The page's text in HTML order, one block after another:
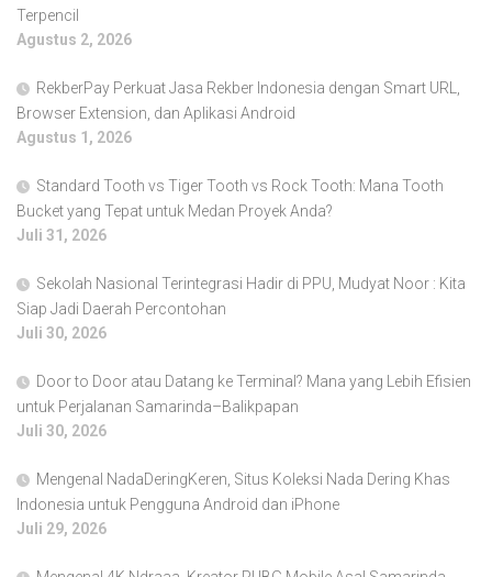
Terpencil
Agustus 2, 2026
RekberPay Perkuat Jasa Rekber Indonesia dengan Smart URL,
Browser Extension, dan Aplikasi Android
Agustus 1, 2026
Standard Tooth vs Tiger Tooth vs Rock Tooth: Mana Tooth
Bucket yang Tepat untuk Medan Proyek Anda?
Juli 31, 2026
Sekolah Nasional Terintegrasi Hadir di PPU, Mudyat Noor : Kita
Siap Jadi Daerah Percontohan
Juli 30, 2026
Door to Door atau Datang ke Terminal? Mana yang Lebih Efisien
untuk Perjalanan Samarinda–Balikpapan
Juli 30, 2026
Mengenal NadaDeringKeren, Situs Koleksi Nada Dering Khas
Indonesia untuk Pengguna Android dan iPhone
Juli 29, 2026